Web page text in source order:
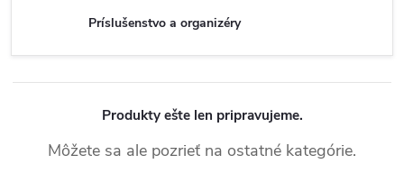
Príslušenstvo a organizéry
Produkty ešte len pripravujeme.
Môžete sa ale pozrieť na ostatné kategórie.